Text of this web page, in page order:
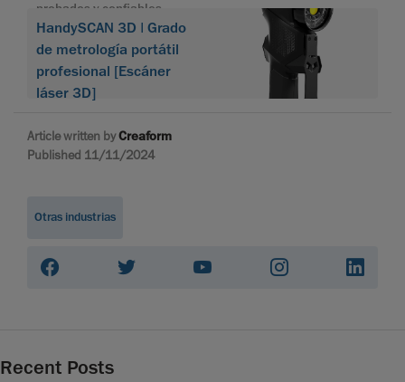
probados y confiables
HandySCAN 3D | Grado
de metrología portátil
profesional [Escáner
láser 3D]
Article written byCreaform
Published 11/11/2024
Otras industrias
Recent Posts